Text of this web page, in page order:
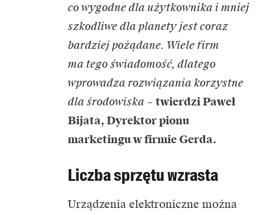
co wygodne dla użytkownika i mniej
szkodliwe dla planety jest coraz
bardziej pożądane. Wiele firm
ma tego świadomość, dlatego
wprowadza rozwiązania korzystne
dla środowiska – twierdzi Paweł
Bijata, Dyrektor pionu
marketingu w firmie Gerda.
Liczba sprzętu wzrasta
Urządzenia elektroniczne można